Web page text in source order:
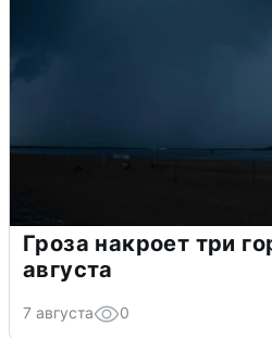
Гроза накроет три
августа
7 августа 0